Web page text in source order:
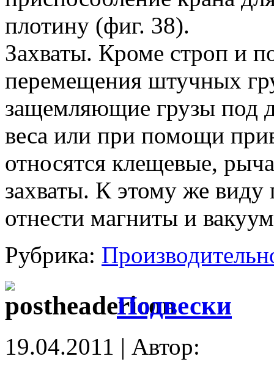
плотину (фиг. 38).
Захваты. Кроме строп и
перемещения штучных
защемляющие грузы под
веса или при помощи
относятся клещевые,
захваты. К этому же виду
отнести магниты и
Рубрика:
Подвески
19.04.2011 | Автор: